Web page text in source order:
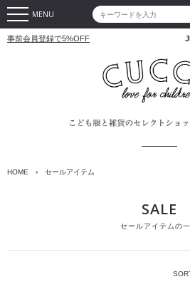
MENU
事前会員登録で5%OFF
HOME › セールアイテム
SALE
セールアイテムの